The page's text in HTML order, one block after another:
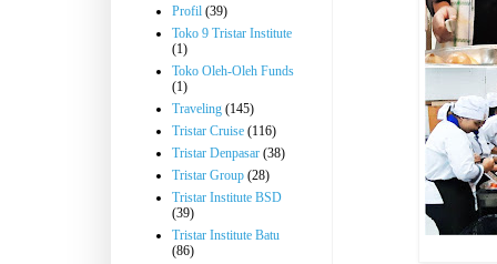
Profil (39)
Toko 9 Tristar Institute
(1)
Toko Oleh-Oleh Funds
(1)
Traveling (145)
Tristar Cruise (116)
Tristar Denpasar (38)
Tristar Group (28)
Tristar Institute BSD
(39)
Tristar Institute Batu
(86)